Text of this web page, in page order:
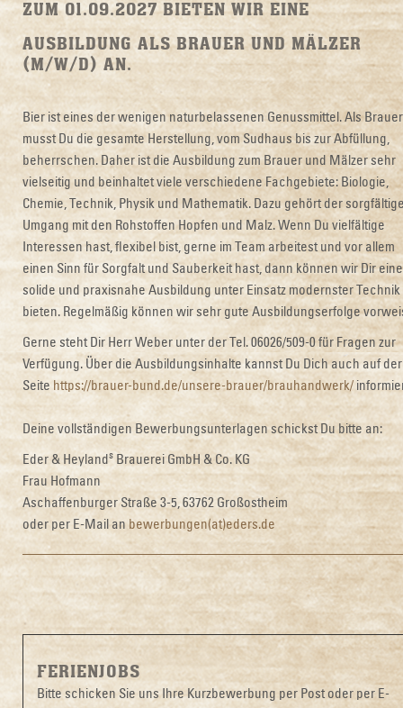
ZUM 01.09.2027 BIETEN WIR EINE
AUSBILDUNG ALS BRAUER UND MÄLZER
(M/W/D) AN.
Bier ist eines der wenigen naturbelassenen Genussmittel. Als Brauer
musst Du die gesamte Herstellung, vom Sudhaus bis zur Abfüllung,
beherrschen. Daher ist die Ausbildung zum Brauer und Mälzer sehr
vielseitig und beinhaltet viele verschiedene Fachgebiete: Biologie,
Chemie, Technik, Physik und Mathematik. Dazu gehört der
Umgang mit den Rohstoffen Hopfen und Malz. Wenn Du vielfältige
Interessen hast, flexibel bist, gerne im Team arbeitest und vor allem
einen Sinn für Sorgfalt und Sauberkeit hast, dann können wir Dir eine
solide und praxisnahe Ausbildung unter Einsatz modernster Technik
bieten. Regelmäßig können wir sehr gute Ausbildungserfolge
Gerne steht Dir Herr Weber unter der Tel. 06026/509-0 für Fragen zur
Verfügung. Über die Ausbildungsinhalte kannst Du Dich auch auf der
Seite https://brauer-bund.de/unsere-brauer/brauhandwerk/
Deine vollständigen Bewerbungsunterlagen schickst Du bitte an:
Eder & Heyland s Brauerei GmbH & Co. KG
Frau Hofmann
Aschaffenburger Straße 3-5, 63762 Großostheim
oder per E-Mail an bewerbungen(at)eders.de
FERIENJOBS
Bitte schicken Sie uns Ihre Kurzbewerbung per Post oder per E-